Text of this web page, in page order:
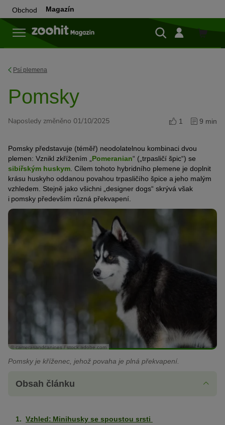
Obchod Magazín
Do
Psí plemena
Pomsky
Naposledy změněno 01/10/2025 1 9 min
Pomsky představuje (téměř) neodolatelnou kombinaci dvou
plemen: Vznikl zkřížením „ Pomeranian“ („trpasličí špic“) se
sibiřským huskym . Cílem tohoto hybridního plemene je doplnit
krásu huskyho oddanou povahou trpasličího špice a jeho malým
vzhledem. Stejně jako všichni „designer dogs“ skrývá však
i pomsky především různá překvapení.
© camerasandcanines / stock.adobe.com
Pomsky je kříženec, jehož povaha je plná překvapení.
Obsah článku
Vzhled: Minihusky se spoustou srsti